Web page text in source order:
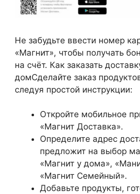
Не забудьте ввести номер
«Магнит», чтобы получать
на счёт. Как заказать
домСделайте заказ
следуя простой инструкции:
Откройте мобильное
«Магнит Доставка».
Определите адрес
предложит на выбор
«Магнит у дома»,
«Магнит Семейный».
Добавьте продукты,